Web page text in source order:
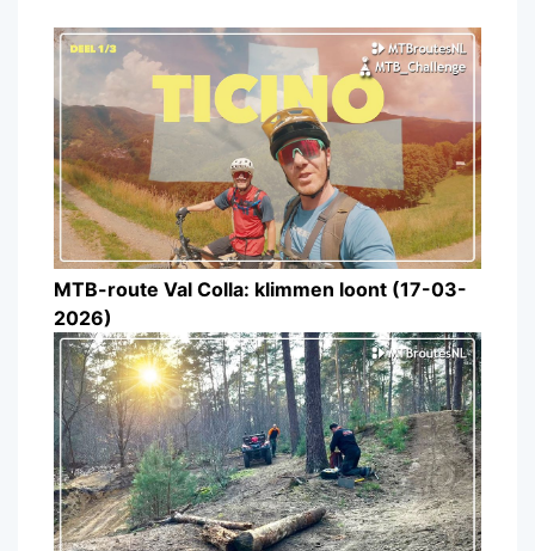
MTB-route Val Colla: klimmen loont (17-03-
2026)